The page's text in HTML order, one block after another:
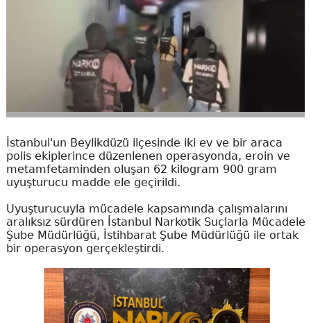
İstanbul'un Beylikdüzü ilçesinde iki ev ve bir araca
polis ekiplerince düzenlenen operasyonda, eroin ve
metamfetaminden oluşan 62 kilogram 900 gram
uyuşturucu madde ele geçirildi.
Uyuşturucuyla mücadele kapsamında çalışmalarını
aralıksız sürdüren İstanbul Narkotik Suçlarla Mücadele
Şube Müdürlüğü, İstihbarat Şube Müdürlüğü ile ortak
bir operasyon gerçekleştirdi.